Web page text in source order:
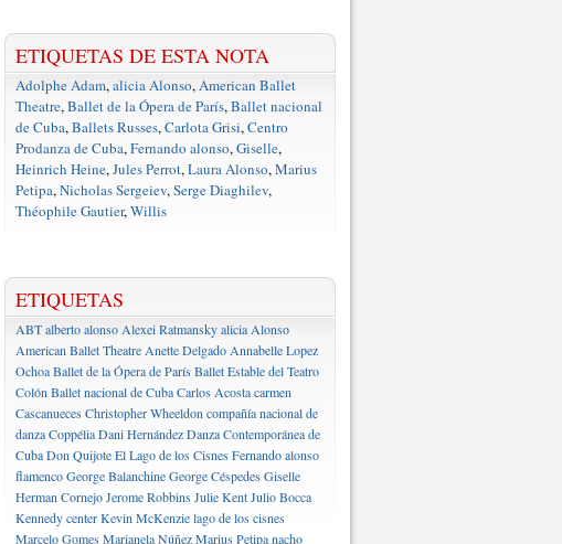
ETIQUETAS DE ESTA NOTA
Adolphe Adam,alicia Alonso,American Ballet
Theatre,Ballet de la Ópera de París,Ballet nacional
de Cuba,Ballets Russes,Carlota Grisi,Centro
Prodanza de Cuba,Fernando alonso,Giselle,
Heinrich Heine,Jules Perrot,Laura Alonso,Marius
Petipa,Nicholas Sergeiev,Serge Diaghilev,
Théophile Gautier,Willis
ETIQUETAS
ABTalberto alonso Alexei Ratmanskyalicia Alonso
American Ballet Theatre Anette Delgado Annabelle Lopez
OchoaBallet de la Ópera de ParísBallet Estable del Teatro
Colón Ballet nacional de CubaCarlos Acostacarmen
CascanuecesChristopher Wheeldon compañía nacional de
danzaCoppéliaDani HernándezDanza Contemporánea de
CubaDon QuijoteEl Lago de los CisnesFernando alonso
flamencoGeorge BalanchineGeorge CéspedesGiselle
Herman CornejoJerome RobbinsJulie KentJulio Bocca
Kennedy centerKevin McKenzielago de los cisnes
Marcelo GomesMarianela NúñezMarius Petipanacho